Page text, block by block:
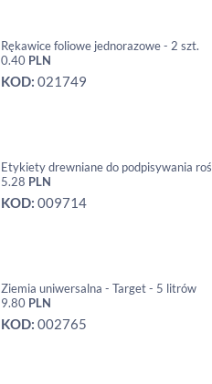
Rękawice foliowe jednorazowe - 2 szt.
0.40 PLN
KOD: 021749
Etykiety drewniane do podpisywania
5.28 PLN
KOD: 009714
Ziemia uniwersalna - Target - 5 litrów
9.80 PLN
KOD: 002765